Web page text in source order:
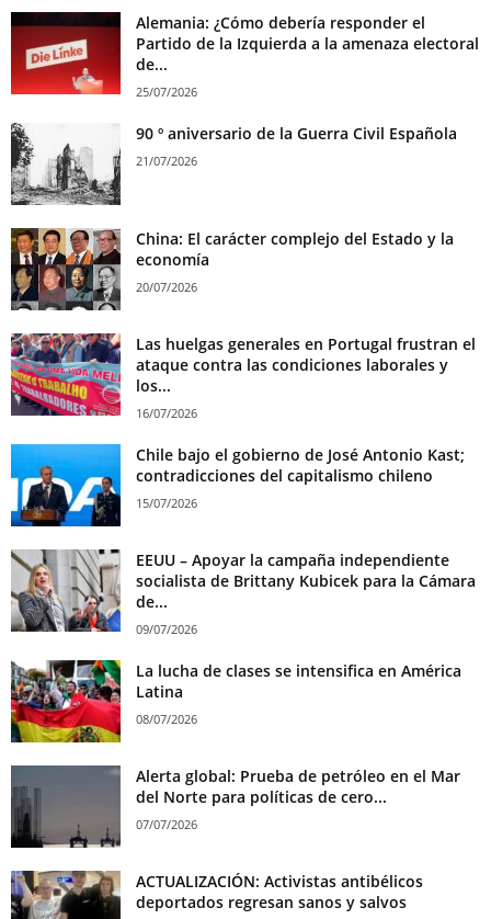
Alemania: ¿Cómo debería responder el
Partido de la Izquierda a la amenaza electoral
de...
25/07/2026
90 º aniversario de la Guerra Civil Española
21/07/2026
China: El carácter complejo del Estado y la
economía
20/07/2026
Las huelgas generales en Portugal frustran el
ataque contra las condiciones laborales y
los...
16/07/2026
Chile bajo el gobierno de José Antonio Kast;
contradicciones del capitalismo chileno
15/07/2026
EEUU – Apoyar la campaña independiente
socialista de Brittany Kubicek para la Cámara
de...
09/07/2026
La lucha de clases se intensifica en América
Latina
08/07/2026
Alerta global: Prueba de petróleo en el Mar
del Norte para políticas de cero...
07/07/2026
ACTUALIZACIÓN: Activistas antibélicos
deportados regresan sanos y salvos